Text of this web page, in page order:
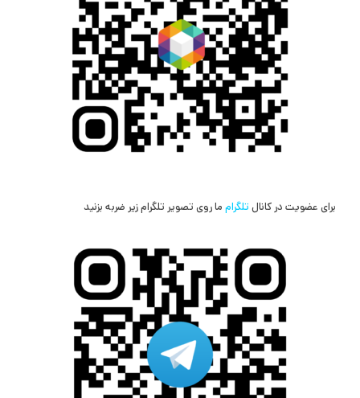
برای عضویت در کانال تلگرام ما روی تصویر تلگرام زیر ضربه بزنید